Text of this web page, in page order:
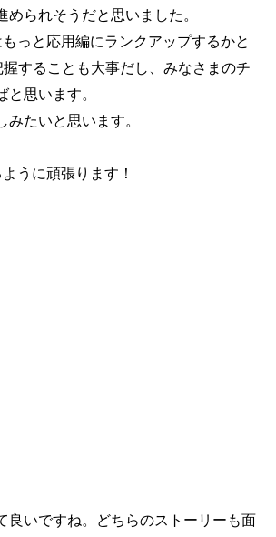
られそうだと思いました。
っと応用編にランクアップするかと
することも大事だし、みなさまのチ
思います。
たいと思います。
うに頑張ります！
いですね。どちらのストーリーも面